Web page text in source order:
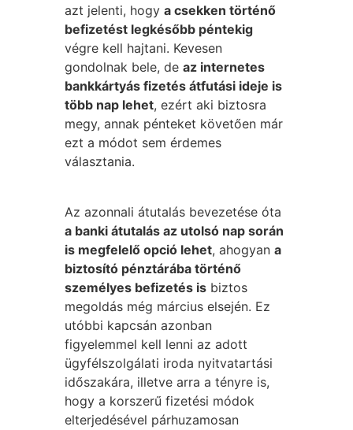
azt jelenti, hogya csekken történő
befizetést legkésőbb péntekig
végre kell hajtani. Kevesen
gondolnak bele, deaz internetes
bankkártyás fizetés átfutási ideje is
több nap lehet, ezért aki biztosra
megy, annak pénteket követően már
ezt a módot sem érdemes
választania.
Az azonnali átutalás bevezetése óta
a banki átutalás az utolsó nap során
is megfelelő opció lehet, ahogyana
biztosító pénztárába történő
személyes befizetés is biztos
megoldás még március elsején. Ez
utóbbi kapcsán azonban
figyelemmel kell lenni az adott
ügyfélszolgálati iroda nyitvatartási
időszakára, illetve arra a tényre is,
hogy a korszerű fizetési módok
elterjedésével párhuzamosan